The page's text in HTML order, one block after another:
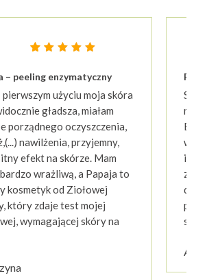
na 5 na
podstawie
ocen
klientów
– peeling enzymatyczny
pierwszym użyciu moja skóra
gładsza, miałam
porządnego oczyszczenia,
nawilżenia, przyjemny,
efekt na skórze. Mam
wrażliwą, a Papaja to
kosmetyk od Ziołowej
który zdaje test mojej
wymagającej skóry na